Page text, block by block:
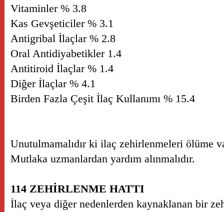
Vitaminler % 3.8
Kas Gevşeticiler % 3.1
Antigribal İlaçlar % 2.8
Oral Antidiyabetikler 1.4
Antitiroid İlaçlar % 1.4
Diğer İlaçlar % 4.1
Birden Fazla Çeşit İlaç Kullanımı % 15.4
Unutulmamalıdır ki ilaç zehirlenmeleri ölüme
Mutlaka uzmanlardan yardım alınmalıdır.
114 ZEHİRLENME HATTI
İlaç veya diğer nedenlerden kaynaklanan bir